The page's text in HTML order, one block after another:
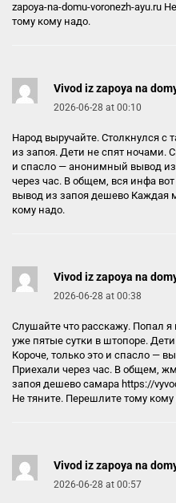
zapoya-na-domu-voronezh-ayu.ru
тому кому надо.
Vivod iz zapoya na
2026-06-28 at 00:10
Народ выручайте. Столкнулся с
из запоя. Дети не спят ночами.
и спасло — анонимный вывод из
через час. В общем, вся инфа
вывод из запоя дешево Каждая
кому надо.
Vivod iz zapoya na
2026-06-28 at 00:38
Слушайте что расскажу. Попал
уже пятые сутки в штопоре.
Короче, только это и спасло —
Приехали через час. В общем,
запоя дешево самара https://
Не тяните. Перешлите тому кому
Vivod iz zapoya na
2026-06-28 at 00:57